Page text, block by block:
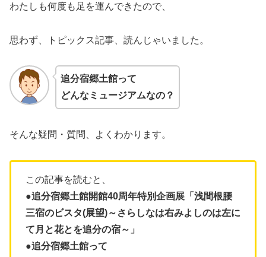
わたしも何度も足を運んできたので、
思わず、トピックス記事、読んじゃいました。
追分宿郷土館って
どんなミュージアムなの？
そんな疑問・質問、よくわかります。
この記事を読むと、
●追分宿郷土館開館40周年特別企画展「浅間根腰
三宿のビスタ(展望)～さらしなは右みよしのは左に
て月と花とを追分の宿～」
●追分宿郷土館って